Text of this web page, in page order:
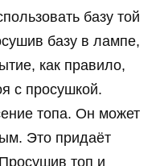
базу той
базу в лампе,
как правило,
с просушкой.
топа. Он может
Это придаёт
топ и